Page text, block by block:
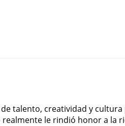
talento, creatividad y
le rindió honor a la